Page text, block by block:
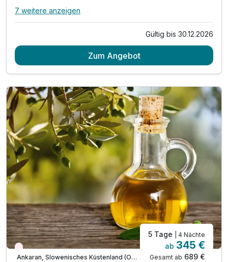
Alle Inklusivleistungen
5 x reichhaltiges Frühstück
1 x Eintritt in die Salzgrotte
1 x Eintritt in die Sauna für 3 Std (ab 15 jahren)
inkl. Radkarte & Infomaterial
inkl. Welcome Drink
inkl. Parkplatz & W-LAN Nutzung
Nutzung des Außenpools
* am Sonntag hat das Restaurant geschlossen
7 weitere anzeigen
Gültig bis 30.12.2026
Zum Angebot
Wieder frei ab September
Ankaran, Slowenisches Küstenland (Obalno-kraska)
5 Tage | 4 Nächte
ab 345 €
Gesamt ab 689 €